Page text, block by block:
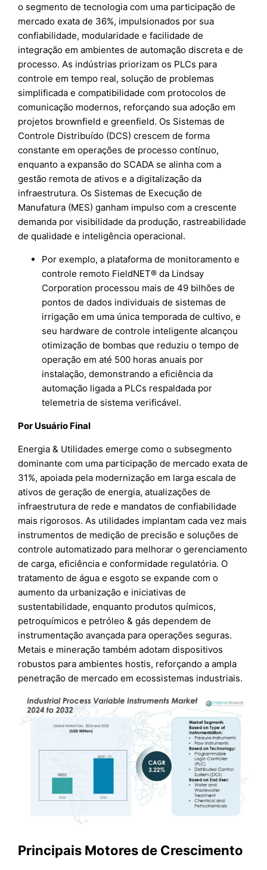
o segmento de tecnologia com uma participação de
mercado exata de 36%, impulsionados por sua
confiabilidade, modularidade e facilidade de
integração em ambientes de automação discreta e de
processo. As indústrias priorizam os PLCs para
controle em tempo real, solução de problemas
simplificada e compatibilidade com protocolos de
comunicação modernos, reforçando sua adoção em
projetos brownfield e greenfield. Os Sistemas de
Controle Distribuído (DCS) crescem de forma
constante em operações de processo contínuo,
enquanto a expansão do SCADA se alinha com a
gestão remota de ativos e a digitalização da
infraestrutura. Os Sistemas de Execução de
Manufatura (MES) ganham impulso com a crescente
demanda por visibilidade da produção, rastreabilidade
de qualidade e inteligência operacional.
Por exemplo, a plataforma de monitoramento e
controle remoto FieldNET® da Lindsay
Corporation processou mais de 49 bilhões de
pontos de dados individuais de sistemas de
irrigação em uma única temporada de cultivo, e
seu hardware de controle inteligente alcançou
otimização de bombas que reduziu o tempo de
operação em até 500 horas anuais por
instalação, demonstrando a eficiência da
automação ligada a PLCs respaldada por
telemetria de sistema verificável.
Por Usuário Final
Energia & Utilidades emerge como o subsegmento
dominante com uma participação de mercado exata de
31%, apoiada pela modernização em larga escala de
ativos de geração de energia, atualizações de
infraestrutura de rede e mandatos de confiabilidade
mais rigorosos. As utilidades implantam cada vez mais
instrumentos de medição de precisão e soluções de
controle automatizado para melhorar o gerenciamento
de carga, eficiência e conformidade regulatória. O
tratamento de água e esgoto se expande com o
aumento da urbanização e iniciativas de
sustentabilidade, enquanto produtos químicos,
petroquímicos e petróleo & gás dependem de
instrumentação avançada para operações seguras.
Metais e mineração também adotam dispositivos
robustos para ambientes hostis, reforçando a ampla
penetração de mercado em ecossistemas industriais.
Principais Motores de Crescimento